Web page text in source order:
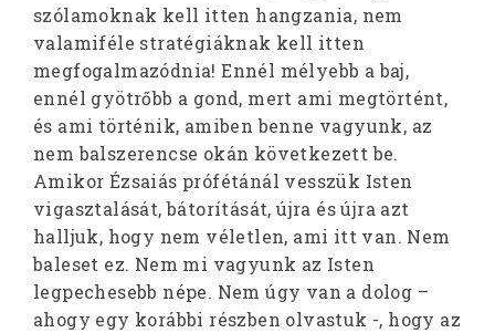
szólamoknak kell itten hangzania, nem
valamiféle stratégiáknak kell itten
megfogalmazódnia! Ennél mélyebb a baj,
ennél gyötrőbb a gond, mert ami megtörtént,
és ami történik, amiben benne vagyunk, az
nem balszerencse okán következett be.
Amikor Ézsaiás prófétánál vesszük Isten
vigasztalását, bátorítását, újra és újra azt
halljuk, hogy nem véletlen, ami itt van. Nem
baleset ez. Nem mi vagyunk az Isten
legpechesebb népe. Nem úgy van a dolog –
ahogy egy korábbi részben olvastuk -, hogy az